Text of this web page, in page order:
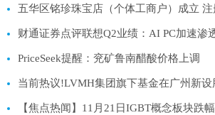
财通证券点评联想Q2业绩：AI PC加速渗
PriceSeek提醒：兖矿鲁南醋酸价格上调
当前热议!LVMH集团旗下基金在广州新设
【焦点热闻】11月21日IGBT概念板块跌